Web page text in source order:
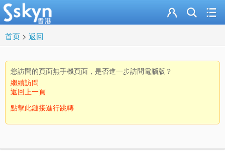
首页 > 返回
您訪問的頁面無手機頁面，是否進一步訪問電腦版？
繼續訪問
返回上一頁
點擊此鏈接進行跳轉